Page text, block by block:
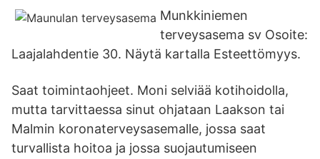
Munkkiniemen
terveysasema sv Osoite:
Laajalahdentie 30. Näytä kartalla Esteettömyys.
Saat toimintaohjeet. Moni selviää kotihoidolla,
mutta tarvittaessa sinut ohjataan Laakson tai
Malmin koronaterveysasemalle, jossa saat
turvallista hoitoa ja jossa suojautumiseen